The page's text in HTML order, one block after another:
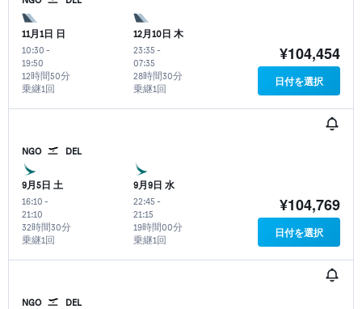
11月1日 日
10:30 -
19:50
乗継1回
12時間50分
12月10日 木
23:35 -
07:35
乗継1回
28時間30分
¥104,454
日付を選択
NGO DEL
9月5日 土
16:10 -
21:10
乗継1回
32時間30分
9月9日 水
22:45 -
21:15
乗継1回
19時間00分
¥104,769
日付を選択
NGO DEL